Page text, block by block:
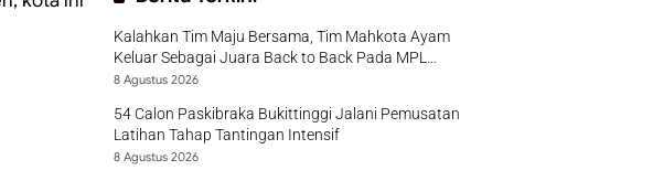
Kalahkan Tim Maju Bersama, Tim Mahkota Ayam
Keluar Sebagai Juara Back to Back Pada MPL
Season II Tahun 2026
8 Agustus 2026
54 Calon Paskibraka Bukittinggi Jalani Pemusatan
Latihan Tahap Tantingan Intensif
8 Agustus 2026